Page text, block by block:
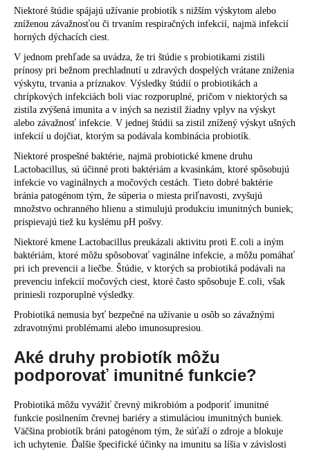
Niektoré štúdie spájajú užívanie probiotík s nižším výskytom alebo
zníženou závažnosťou či trvaním respiračných infekcií, najmä infekcií
horných dýchacích ciest.
V jednom prehľade sa uvádza, že tri štúdie s probiotikami zistili
prínosy pri bežnom prechladnutí u zdravých dospelých vrátane zníženia
výskytu, trvania a príznakov. Výsledky štúdií o probiotikách a
chrípkových infekciách boli viac rozporuplné, pričom v niektorých sa
zistila zvýšená imunita a v iných sa nezistil žiadny vplyv na výskyt
alebo závažnosť infekcie. V jednej štúdii sa zistil znížený výskyt ušných
infekcií u dojčiat, ktorým sa podávala kombinácia probiotík.
Niektoré prospešné baktérie, najmä probiotické kmene druhu
Lactobacillus, sú účinné proti baktériám a kvasinkám, ktoré spôsobujú
infekcie vo vaginálnych a močových cestách. Tieto dobré baktérie
bránia patogénom tým, že súperia o miesta priľnavosti, zvyšujú
množstvo ochranného hlienu a stimulujú produkciu imunitných buniek;
prispievajú tiež ku kyslému pH pošvy.
Niektoré kmene Lactobacillus preukázali aktivitu proti E.coli a iným
baktériám, ktoré môžu spôsobovať vaginálne infekcie, a môžu pomáhať
pri ich prevencii a liečbe. Štúdie, v ktorých sa probiotiká podávali na
prevenciu infekcií močových ciest, ktoré často spôsobuje E.coli, však
priniesli rozporuplné výsledky.
Probiotiká nemusia byť bezpečné na užívanie u osôb so závažnými
zdravotnými problémami alebo imunosupresiou.
Aké druhy probiotík môžu
podporovať imunitné funkcie?
Probiotiká môžu vyvážiť črevný mikrobióm a podporiť imunitné
funkcie posilnením črevnej bariéry a stimuláciou imunitných buniek.
Väčšina probiotík bráni patogénom tým, že súťaží o zdroje a blokuje
ich uchytenie. Ďalšie špecifické účinky na imunitu sa líšia v závislosti